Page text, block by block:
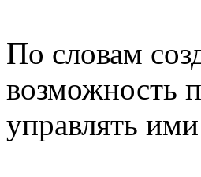
По словам
возможность
управлять